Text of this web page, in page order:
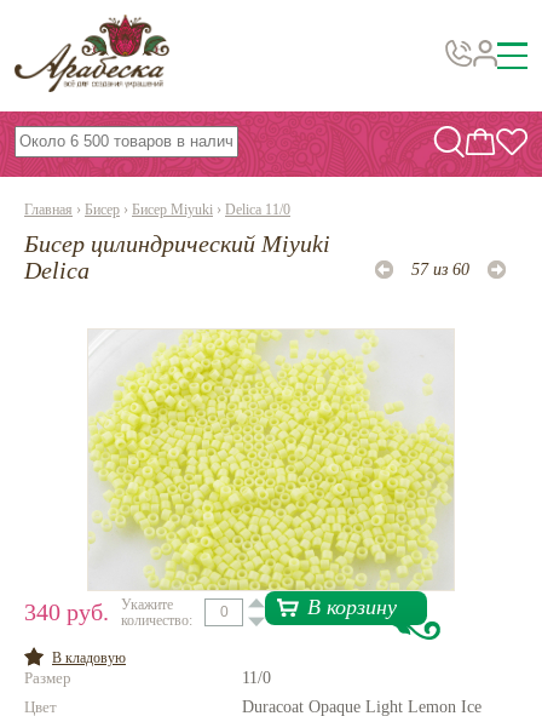
Бусины, подвески, декор
Бисер
Фурнитура
Инструменты и материалы
Эпоксидная смола
Шнуры, ленты, нитки
По темам и сезонам
Бисер TOHO
Нетемнеющая фурнитура
Всё для вышивки
Проволока
Главная › Бисер › Бисер Miyuki › Delica 11/0
Бисер цилиндрический Miyuki
Delica
57 из 60
340 руб.
Укажите
количество:
В корзину
В кладовую
Размер
11/0
Цвет
Duracoat Opaque Light Lemon Ice